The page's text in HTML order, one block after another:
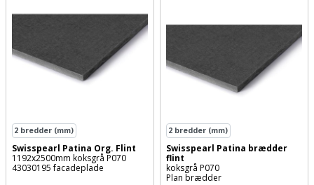
Tråd
byggeri
Vinduer
WinWin
plader
wipes
Sækkelukker
Sav
Kerneboremaskine
Klammepistol
Kombokit
Kompressor
Jul
Klæbesøm
Leg
Lommelygte
2 bredder (mm)
Swisspearl Patina Org. Flint
1192x2500mm koksgrå P070
43030195 facadeplade
2 bredder (mm)
Swisspearl Patina brædder
flint
koksgrå P070
Plan brædder